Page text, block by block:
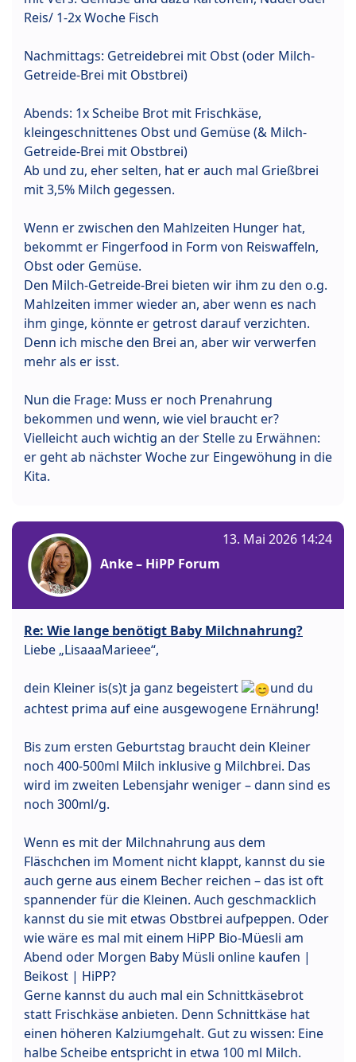
Reis/ 1-2x Woche Fisch
Nachmittags: Getreidebrei mit Obst (oder Milch-
Getreide-Brei mit Obstbrei)
Abends: 1x Scheibe Brot mit Frischkäse,
kleingeschnittenes Obst und Gemüse (& Milch-
Getreide-Brei mit Obstbrei)
Ab und zu, eher selten, hat er auch mal Grießbrei
mit 3,5% Milch gegessen.
Wenn er zwischen den Mahlzeiten Hunger hat,
bekommt er Fingerfood in Form von Reiswaffeln,
Obst oder Gemüse.
Den Milch-Getreide-Brei bieten wir ihm zu den o.g.
Mahlzeiten immer wieder an, aber wenn es nach
ihm ginge, könnte er getrost darauf verzichten.
Denn ich mische den Brei an, aber wir verwerfen
mehr als er isst.
Nun die Frage: Muss er noch Prenahrung
bekommen und wenn, wie viel braucht er?
Vielleicht auch wichtig an der Stelle zu Erwähnen:
er geht ab nächster Woche zur Eingewöhung in die
Kita.
Anke – HiPP Forum
13. Mai 2026 14:24
Re: Wie lange benötigt Baby Milchnahrung?
Liebe „LisaaaMarieee“,
dein Kleiner is(s)t ja ganz begeistert
und du
achtest prima auf eine ausgewogene Ernährung!
Bis zum ersten Geburtstag braucht dein Kleiner
noch 400-500ml Milch inklusive g Milchbrei. Das
wird im zweiten Lebensjahr weniger – dann sind es
noch 300ml/g.
Wenn es mit der Milchnahrung aus dem
Fläschchen im Moment nicht klappt, kannst du sie
auch gerne aus einem Becher reichen – das ist oft
spannender für die Kleinen. Auch geschmacklich
kannst du sie mit etwas Obstbrei aufpeppen. Oder
wie wäre es mal mit einem HiPP Bio-Müesli am
Abend oder Morgen Baby Müsli online kaufen |
Beikost | HiPP?
Gerne kannst du auch mal ein Schnittkäsebrot
statt Frischkäse anbieten. Denn Schnittkäse hat
einen höheren Kalziumgehalt. Gut zu wissen: Eine
halbe Scheibe entspricht in etwa 100 ml Milch.